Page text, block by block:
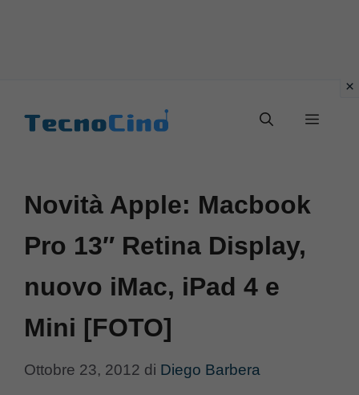
Menu
Novità Apple: Macbook
Pro 13″ Retina Display,
nuovo iMac, iPad 4 e
Mini [FOTO]
Ottobre 23, 2012 di Diego Barbera